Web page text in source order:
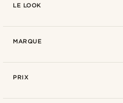
LE LOOK
MARQUE
PRIX